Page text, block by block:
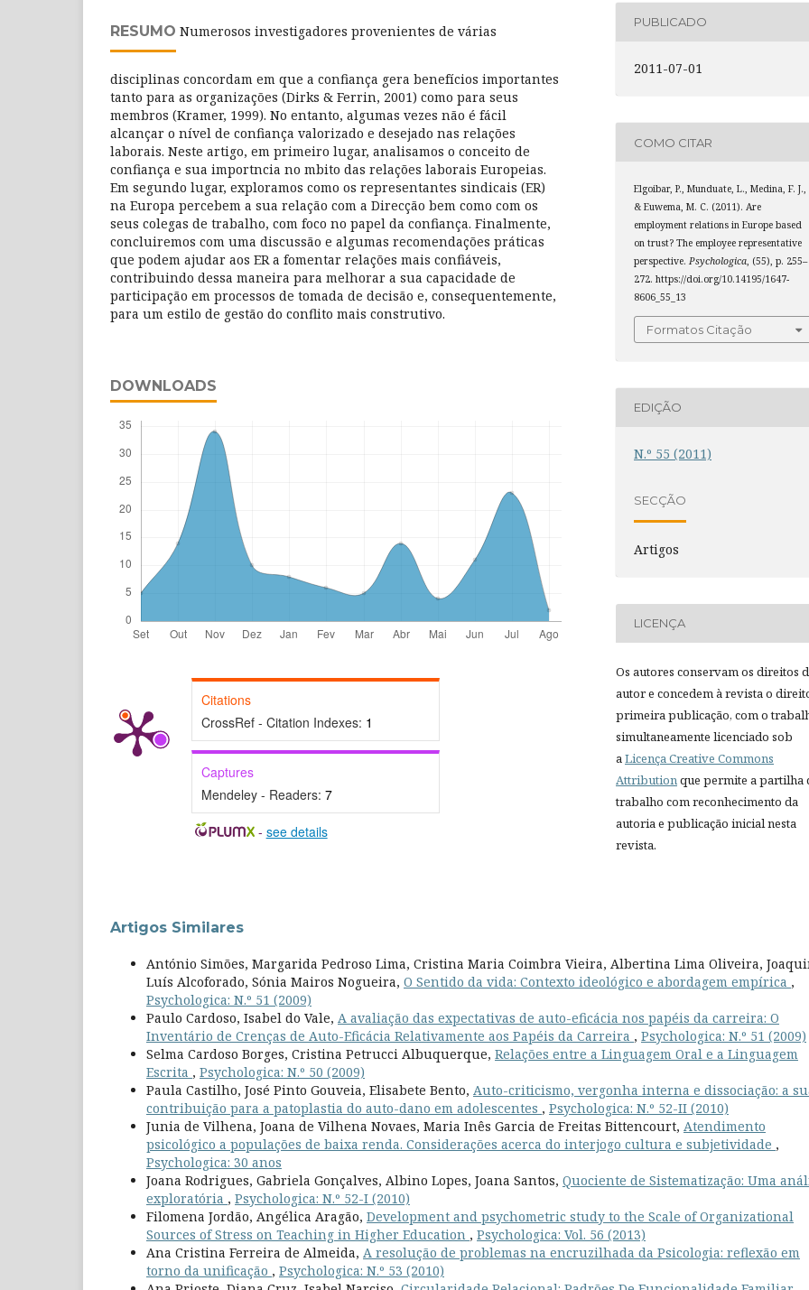
RESUMO Numerosos investigadores provenientes de várias
disciplinas concordam em que a confiança gera benefícios importantes
tanto para as organizações (Dirks & Ferrin, 2001) como para seus
membros (Kramer, 1999). No entanto, algumas vezes não é fácil
alcançar o nível de confiança valorizado e desejado nas relações
laborais. Neste artigo, em primeiro lugar, analisamos o conceito de
confiança e sua importncia no mbito das relações laborais Europeias.
Em segundo lugar, exploramos como os representantes sindicais (ER)
na Europa percebem a sua relação com a Direcção bem como com os
seus colegas de trabalho, com foco no papel da confiança. Finalmente,
concluiremos com uma discussão e algumas recomendações práticas
que podem ajudar aos ER a fomentar relações mais confiáveis,
contribuindo dessa maneira para melhorar a sua capacidade de
participação em processos de tomada de decisão e, consequentemente,
para um estilo de gestão do conflito mais construtivo.
DOWNLOADS
Citations
CrossRef - Citation Indexes: 1
Captures
Mendeley - Readers: 7
- see details
PUBLICADO
2011-07-01
COMO CITAR
Elgoibar, P., Munduate, L., Medina, F. J.,
& Euwema, M. C. (2011). Are
employment relations in Europe based
on trust? The employee representative
perspective.Psychologica, (55), p. 255–
272. https://doi.org/10.14195/1647-
8606_55_13
Formatos Citação
EDIÇÃO
N.º 55 (2011)
SECÇÃO
Artigos
LICENÇA
Os autores conservam os direitos
autor e concedem à revista o
primeira publicação, com o
simultaneamente licenciado sob
aLicença Creative Commons
Attributionque permite a partilha
trabalho com reconhecimento da
autoria e publicação inicial nesta
revista.
Artigos Similares
António Simões, Margarida Pedroso Lima, Cristina Maria Coimbra Vieira, Albertina Lima Oliveira,
Luís Alcoforado, Sónia Mairos Nogueira, O Sentido da vida: Contexto ideológico e abordagem empírica ,
Psychologica: N.º 51 (2009)
Paulo Cardoso, Isabel do Vale, A avaliação das expectativas de auto-eficácia nos papéis da carreira: O
Inventário de Crenças de Auto-Eficácia Relativamente aos Papéis da Carreira , Psychologica: N.º 51 (2009)
Selma Cardoso Borges, Cristina Petrucci Albuquerque, Relações entre a Linguagem Oral e a Linguagem
Escrita , Psychologica: N.º 50 (2009)
Paula Castilho, José Pinto Gouveia, Elisabete Bento, Auto-criticismo, vergonha interna e dissociação: a
contribuição para a patoplastia do auto-dano em adolescentes , Psychologica: N.º 52-II (2010)
Junia de Vilhena, Joana de Vilhena Novaes, Maria Inês Garcia de Freitas Bittencourt, Atendimento
psicológico a populações de baixa renda. Considerações acerca do interjogo cultura e subjetividade ,
Psychologica: 30 anos
Joana Rodrigues, Gabriela Gonçalves, Albino Lopes, Joana Santos, Quociente de Sistematização: Uma
exploratória , Psychologica: N.º 52-I (2010)
Filomena Jordão, Angélica Aragão, Development and psychometric study to the Scale of Organizational
Sources of Stress on Teaching in Higher Education , Psychologica: Vol. 56 (2013)
Ana Cristina Ferreira de Almeida, A resolução de problemas na encruzilhada da Psicologia: reflexão em
torno da unificação , Psychologica: N.º 53 (2010)